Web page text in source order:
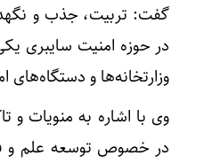
گفت: تربیت، جذب و
در حوزه امنیت سایبری
وزارتخانه‌ها و
وی با اشاره به منویات و
در خصوص توسعه علم و